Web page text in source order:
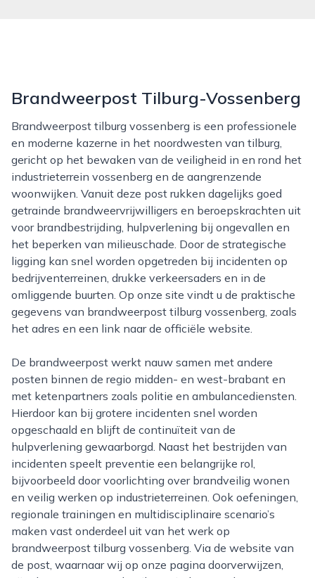
Brandweerpost Tilburg-Vossenberg
Brandweerpost tilburg vossenberg is een professionele
en moderne kazerne in het noordwesten van tilburg,
gericht op het bewaken van de veiligheid in en rond het
industrieterrein vossenberg en de aangrenzende
woonwijken. Vanuit deze post rukken dagelijks goed
getrainde brandweervrijwilligers en beroepskrachten uit
voor brandbestrijding, hulpverlening bij ongevallen en
het beperken van milieuschade. Door de strategische
ligging kan snel worden opgetreden bij incidenten op
bedrijventerreinen, drukke verkeersaders en in de
omliggende buurten. Op onze site vindt u de praktische
gegevens van brandweerpost tilburg vossenberg, zoals
het adres en een link naar de officiële website.
De brandweerpost werkt nauw samen met andere
posten binnen de regio midden- en west-brabant en
met ketenpartners zoals politie en ambulancediensten.
Hierdoor kan bij grotere incidenten snel worden
opgeschaald en blijft de continuïteit van de
hulpverlening gewaarborgd. Naast het bestrijden van
incidenten speelt preventie een belangrijke rol,
bijvoorbeeld door voorlichting over brandveilig wonen
en veilig werken op industrieterreinen. Ook oefeningen,
regionale trainingen en multidisciplinaire scenario’s
maken vast onderdeel uit van het werk op
brandweerpost tilburg vossenberg. Via de website van
de post, waarnaar wij op onze pagina doorverwijzen,